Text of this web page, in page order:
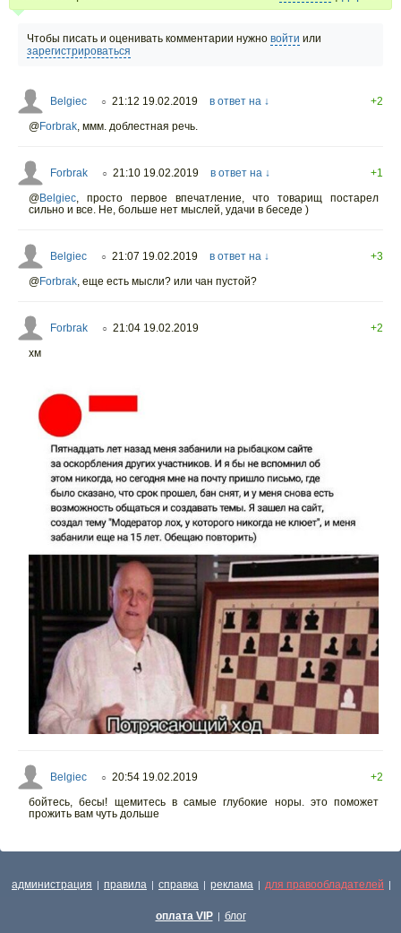
Чтобы писать и оценивать комментарии нужно войти или
зарегистрироваться
Belgiec ○ 21:12 19.02.2019 в ответ на ↓
+2
@Forbrak, ммм. доблестная речь.
Forbrak ○ 21:10 19.02.2019 в ответ на ↓
+1
@Belgiec, просто первое впечатление, что товарищ постарел
сильно и все. Не, больше нет мыслей, удачи в беседе )
Belgiec ○ 21:07 19.02.2019 в ответ на ↓
+3
@Forbrak, еще есть мысли? или чан пустой?
Forbrak ○ 21:04 19.02.2019
+2
хм
Belgiec ○ 20:54 19.02.2019
+2
бойтесь, бесы! щемитесь в самые глубокие норы. это поможет
прожить вам чуть дольше
администрация | правила | справка | реклама | для правообладателей |
оплата VIP | блог